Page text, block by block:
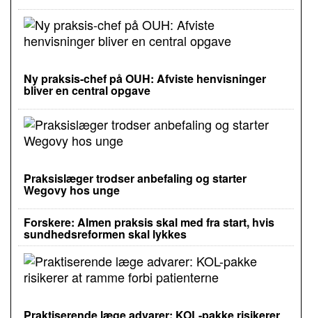
Ny praksis-chef på OUH: Afviste henvisninger
bliver en central opgave
Praksislæger trodser anbefaling og starter
Wegovy hos unge
Forskere: Almen praksis skal med fra start, hvis
sundhedsreformen skal lykkes